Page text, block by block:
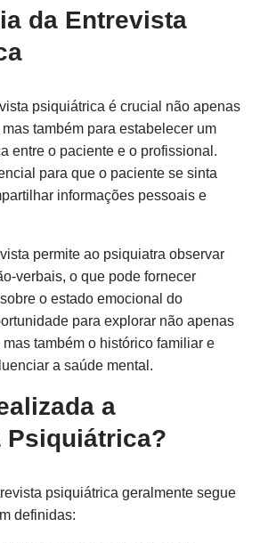
da Entrevista
psiquiátrica é crucial não apenas
também para estabelecer um
entre o paciente e o profissional.
para que o paciente se sinta
informações pessoais e
permite ao psiquiatra observar
verbais, o que pode fornecer
o estado emocional do
para explorar não apenas
também o histórico familiar e
a saúde mental.
a
Psiquiátrica?
psiquiátrica geralmente segue
definidas: